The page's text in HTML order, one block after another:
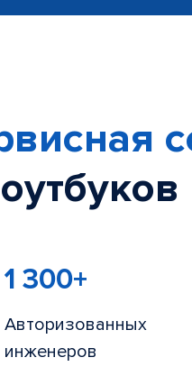
1 300+
Авторизованных
инженеров